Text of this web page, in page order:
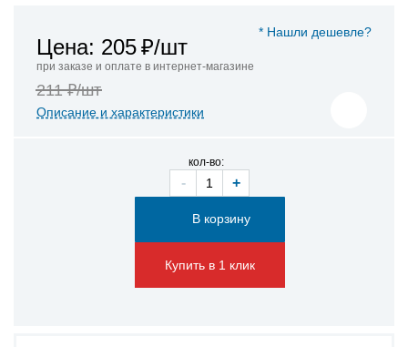
* Нашли дешевле?
Цена: 205₽/шт
при заказе и оплате в интернет-магазине
211 ₽/шт
Описание и характеристики
кол-во:
- +
Купить в 1 клик